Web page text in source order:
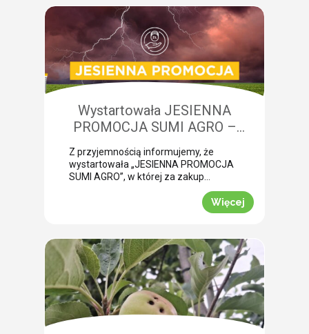
żerowanie bardzo często jest błędnie
diagnozowane jako brak wody lub
niedobory składników pokarmowych,
co opóźnia wykonanie właściwego
zabiegu. Nasza ekspertka Monika
Krzywak przeprowadziła lustrację w
powiecie gryfickim […]
Wystartowała JESIENNA
PROMOCJA SUMI AGRO –
zyskaj natychmiastowe rabaty!
Z przyjemnością informujemy, że
wystartowała „JESIENNA PROMOCJA
SUMI AGRO”, w której za zakup
uzyskać atrakcyjny rabat! Promocja
trwa od 1 lipca do 30 września 2026
prosty sposób obniżyć koszty
jesiennych zakupów. Wybierz swój
pakiet i odbierz rabat Mechanizm
promocji jest niezwykle prosty.
Wystarczy kupić jeden z […]
Więcej